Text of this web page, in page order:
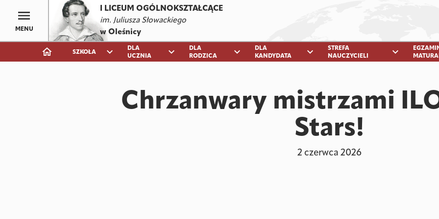
MENU
I LICEUM OGÓLNOKSZTAŁCĄCE
im. Juliusza Słowackiego
w Oleśnicy
SZKOŁA expand_more
DLA
UCZNIA
expand_more
DLA
RODZICA
expand_more
DLA
KANDYDATA
expand_more
STREFA
NAUCZYCIELI
expand_more
Chrzanwary mistrzami
Stars!
2 czerwca 2026